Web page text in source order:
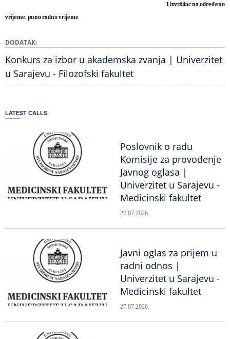
1 izvršilac na određeno
vrijeme, puno radno vrijeme
DODATAK
Konkurs za izbor u akademska zvanja | Univerzitet
u Sarajevu - Filozofski fakultet
LATEST CALLS
Poslovnik o radu
Komisije za provođenje
Javnog oglasa |
Univerzitet u Sarajevu -
Medicinski fakultet
27.07.2026.
Javni oglas za prijem u
radni odnos |
Univerzitet u Sarajevu -
Medicinski fakultet
27.07.2026.